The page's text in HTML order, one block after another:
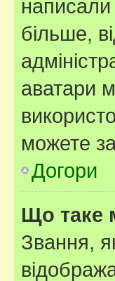
більше,
аватари
можете
Догори
Що таке
Звання,